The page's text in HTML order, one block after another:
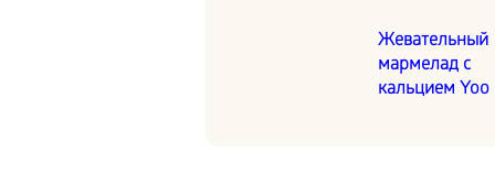
Жевательный
мармелад с
кальцием Yoo